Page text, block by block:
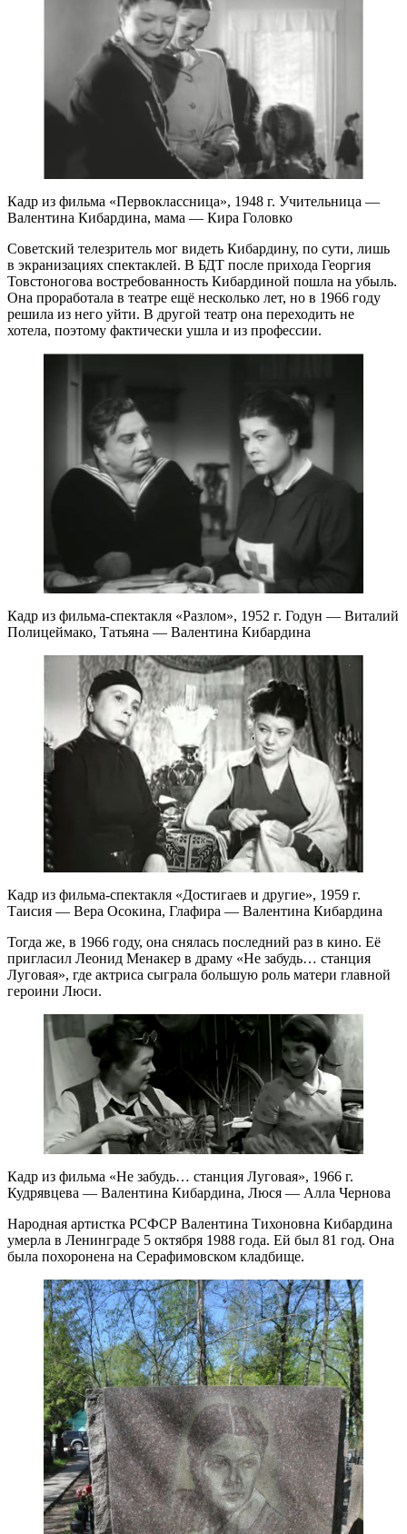
Кадр из фильма «Первоклассница», 1948 г. Учительница —
Валентина Кибардина, мама — Кира Головко
Советский телезритель мог видеть Кибардину, по сути, лишь
в экранизациях спектаклей. В БДТ после прихода Георгия
Товстоногова востребованность Кибардиной пошла на убыль.
Она проработала в театре ещё несколько лет, но в 1966 году
решила из него уйти. В другой театр она переходить не
хотела, поэтому фактически ушла и из профессии.
Кадр из фильма-спектакля «Разлом», 1952 г. Годун — Виталий
Полицеймако, Татьяна — Валентина Кибардина
Кадр из фильма-спектакля «Достигаев и другие», 1959 г.
Таисия — Вера Осокина, Глафира — Валентина Кибардина
Тогда же, в 1966 году, она снялась последний раз в кино. Её
пригласил Леонид Менакер в драму «Не забудь… станция
Луговая», где актриса сыграла большую роль матери главной
героини Люси.
Кадр из фильма «Не забудь… станция Луговая», 1966 г.
Кудрявцева — Валентина Кибардина, Люся — Алла Чернова
Народная артистка РСФСР Валентина Тихоновна Кибардина
умерла в Ленинграде 5 октября 1988 года. Ей был 81 год. Она
была похоронена на Серафимовском кладбище.